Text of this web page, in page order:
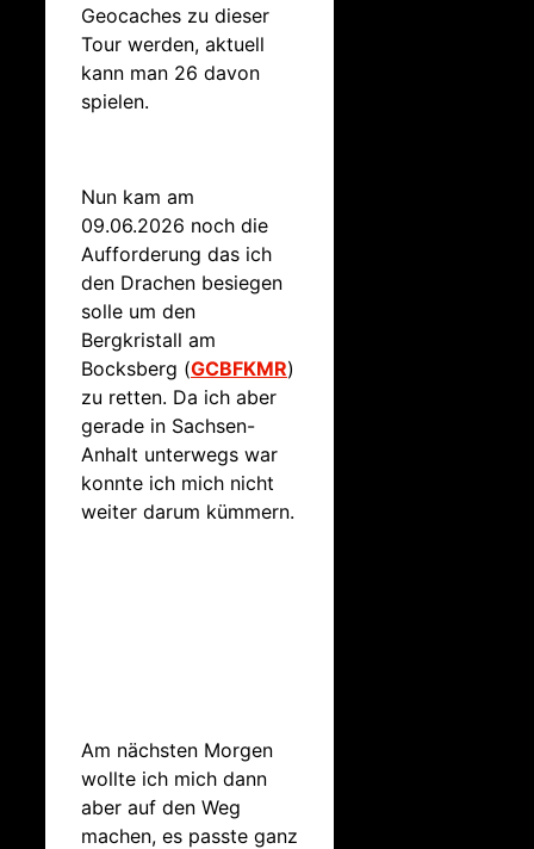
Geocaches zu dieser
Tour werden, aktuell
kann man 26 davon
spielen.
Nun kam am
09.06.2026 noch die
Aufforderung das ich
den Drachen besiegen
solle um den
Bergkristall am
Bocksberg (GCBFKMR)
zu retten. Da ich aber
gerade in Sachsen-
Anhalt unterwegs war
konnte ich mich nicht
weiter darum kümmern.
Am nächsten Morgen
wollte ich mich dann
aber auf den Weg
machen, es passte ganz